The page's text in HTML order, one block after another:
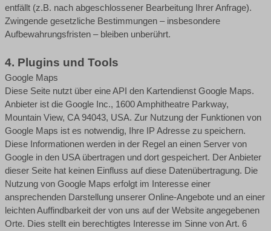
entfällt (z.B. nach abgeschlossener Bearbeitung Ihrer Anfrage).
Zwingende gesetzliche Bestimmungen – insbesondere
Aufbewahrungsfristen – bleiben unberührt.
4. Plugins und Tools
Google Maps
Diese Seite nutzt über eine API den Kartendienst Google Maps.
Anbieter ist die Google Inc., 1600 Amphitheatre Parkway,
Mountain View, CA 94043, USA. Zur Nutzung der Funktionen von
Google Maps ist es notwendig, Ihre IP Adresse zu speichern.
Diese Informationen werden in der Regel an einen Server von
Google in den USA übertragen und dort gespeichert. Der Anbieter
dieser Seite hat keinen Einfluss auf diese Datenübertragung. Die
Nutzung von Google Maps erfolgt im Interesse einer
ansprechenden Darstellung unserer Online-Angebote und an einer
leichten Auffindbarkeit der von uns auf der Website angegebenen
Orte. Dies stellt ein berechtigtes Interesse im Sinne von Art. 6